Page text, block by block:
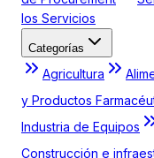
los Servicios
Categorías
Agricultura
y Productos
Industria de Equipos
Construcción e